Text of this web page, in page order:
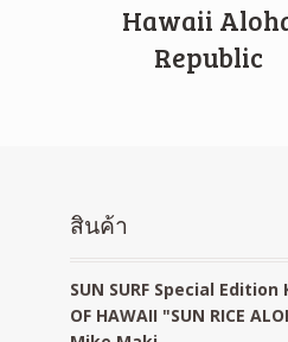
Hawaii
Republic
สินค้า
SUN SURF Special Edition
OF HAWAII "SUN RICE